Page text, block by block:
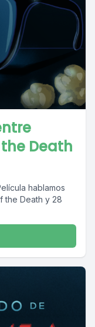
Death
hablamos
the Death y 28